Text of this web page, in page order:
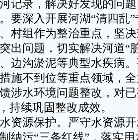
记录，解决好发现的问
要深入开展河湖“清四乱
村组作为整治重点，坚
出问题，切实解决河道“
边沟淤泥等典型水疾病
施不到位等重点领域，
涉水环境问题整改，对
持续巩固整改成效。
资源保护。严守水资源
纳污“三条红线”，落实